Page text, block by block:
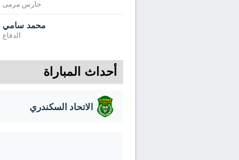
حارس مرمى
محمد سامي
الدفاع
أحداث المباراة
الاتحاد السكندري